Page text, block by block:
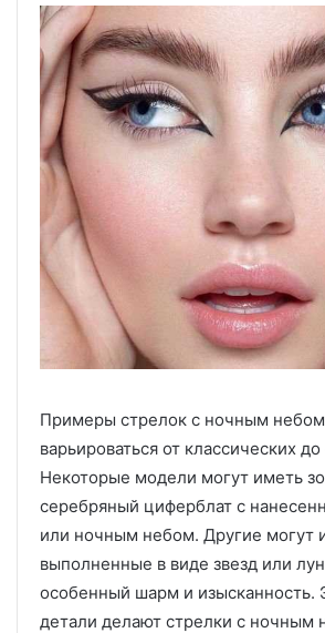
Примеры стрелок с ночным
варьироваться от классических
Некоторые модели могут иметь
серебряный циферблат с
или ночным небом. Другие могут
выполненные в виде звезд или
особенный шарм и изысканность.
детали делают стрелки с ночным